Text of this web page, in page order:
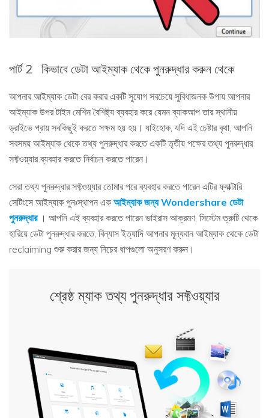
পার্ট 2 কিভাবে ডেটা আইম্যাক থেকে পুনরুদ্ধার করুন থেকে
আপনার আইম্যাক ডেটা বের করার একটি সুযোগ সবচেয়ে সুবিধাজনক উপায় আপনার
আইম্যাক উপর টাইম মেশিন বৈশিষ্ট্য ব্যবহার করে যেমন ব্যাকআপ তার স্থানীয়
ড্রাইভে প্রায় সবকিছুই করতে সক্ষম হয় হয়। যাইহোক, যদি এই চেষ্টার বৃথা, আপনি
সবসময় আইম্যাক থেকে তথ্য পুনরুদ্ধার করতে একটি তৃতীয় পক্ষের তথ্য পুনরুদ্ধার
সফ্টওয়্যার ব্যবহার করতে নির্বাচন করতে পারেন।
সেরা তথ্য পুনরুদ্ধার সফ্টওয়্যার তোমার পরে ব্যবহার করতে পারেন এটির ফ্যাক্টারি
সেটিংসে আইম্যাক পুনঃস্থাপন এক আইম্যাক জন্য Wondershare ডেটা
পুনরুদ্ধার। আপনি এই ব্যবহার করতে পারেন ভাইরাস আক্রমণ, সিস্টেম ত্রুটি থেকে
হারিয়ে ডেটা পুনরুদ্ধার করতে, বিন্যাস ইত্যাদি আপনার মূল্যবান আইম্যাক থেকে ডেটা
reclaiming শুরু করার জন্য নিচের ধাপগুলো অনুসরণ করুন।
শ্রেষ্ঠ ম্যাক তথ্য পুনরুদ্ধার সফ্টওয়্যার